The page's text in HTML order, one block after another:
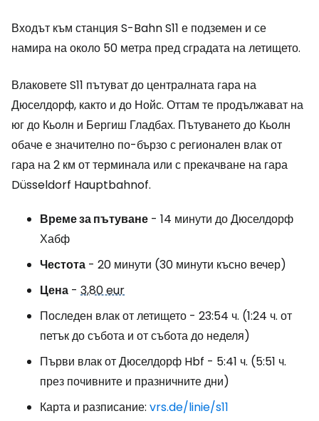
Входът към станция S-Bahn S11 е подземен и се
намира на около 50 метра пред сградата на летището.
Влаковете S11 пътуват до централната гара на
Дюселдорф, както и до Нойс. Оттам те продължават на
юг до Кьолн и Бергиш Гладбах. Пътуването до Кьолн
обаче е значително по-бързо с регионален влак от
гара на 2 км от терминала или с прекачване на гара
Düsseldorf Hauptbahnof.
Време за пътуване - 14 минути до Дюселдорф
Хабф
Честота - 20 минути (30 минути късно вечер)
Цена - 3,80 eur
Последен влак от летището - 23:54 ч. (1:24 ч. от
петък до събота и от събота до неделя)
Първи влак от Дюселдорф Hbf - 5:41 ч. (5:51 ч.
през почивните и празничните дни)
Карта и разписание: vrs.de/linie/s11